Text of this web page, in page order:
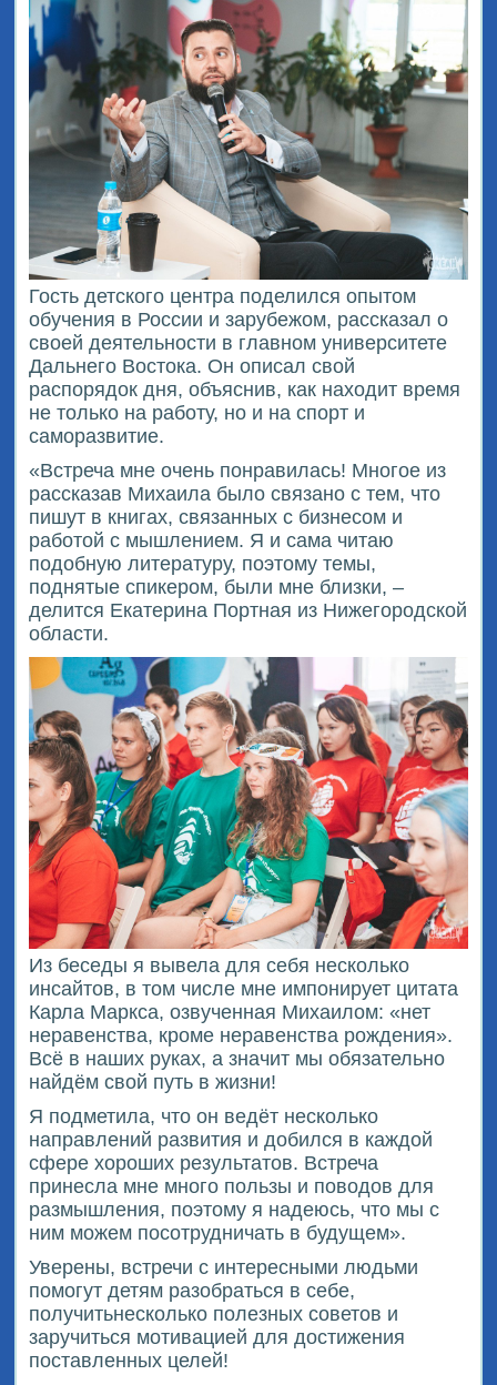
Гость детского центра поделился опытом
обучения в России и зарубежом, рассказал о
своей деятельности в главном университете
Дальнего Востока. Он описал свой
распорядок дня, объяснив, как находит время
не только на работу, но и на спорт и
саморазвитие.
«Встреча мне очень понравилась! Многое из
рассказав Михаила было связано с тем, что
пишут в книгах, связанных с бизнесом и
работой с мышлением. Я и сама читаю
подобную литературу, поэтому темы,
поднятые спикером, были мне близки, –
делится Екатерина Портная из Нижегородской
области.
Из беседы я вывела для себя несколько
инсайтов, в том числе мне импонирует цитата
Карла Маркса, озвученная Михаилом: «нет
неравенства, кроме неравенства рождения».
Всё в наших руках, а значит мы обязательно
найдём свой путь в жизни!
Я подметила, что он ведёт несколько
направлений развития и добился в каждой
сфере хороших результатов. Встреча
принесла мне много пользы и поводов для
размышления, поэтому я надеюсь, что мы с
ним можем посотрудничать в будущем».
Уверены, встречи с интересными людьми
помогут детям разобраться в себе,
получитьнесколько полезных советов и
заручиться мотивацией для достижения
поставленных целей!